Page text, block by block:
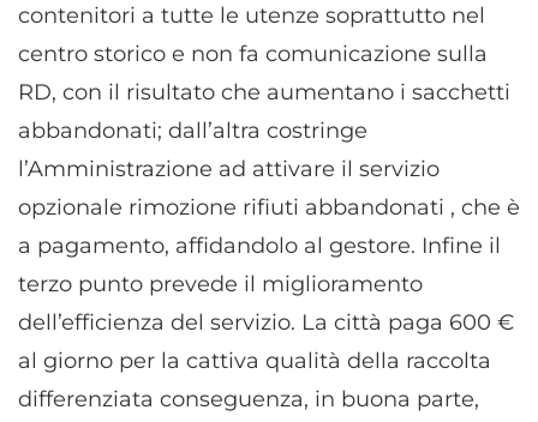
contenitori a tutte le utenze soprattutto nel
centro storico e non fa comunicazione sulla
RD, con il risultato che aumentano i sacchetti
abbandonati; dall’altra costringe
l’Amministrazione ad attivare il servizio
opzionale rimozione rifiuti abbandonati , che è
a pagamento, affidandolo al gestore. Infine il
terzo punto prevede il miglioramento
dell’efficienza del servizio. La città paga 600 €
al giorno per la cattiva qualità della raccolta
differenziata conseguenza, in buona parte,